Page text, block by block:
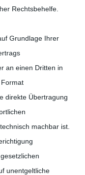
Rechtsbehelfe.
Grundlage Ihrer
an einen Dritten in
direkte Übertragung
machbar ist.
unentgeltliche